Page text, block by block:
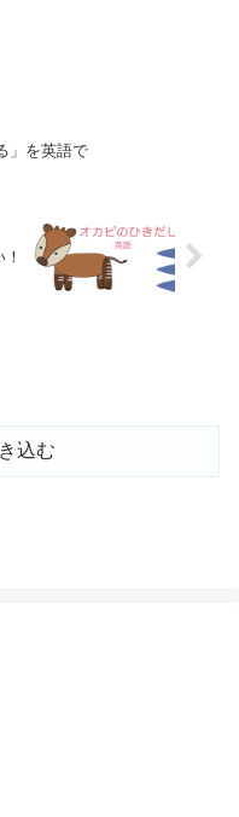
」を英語で
込む